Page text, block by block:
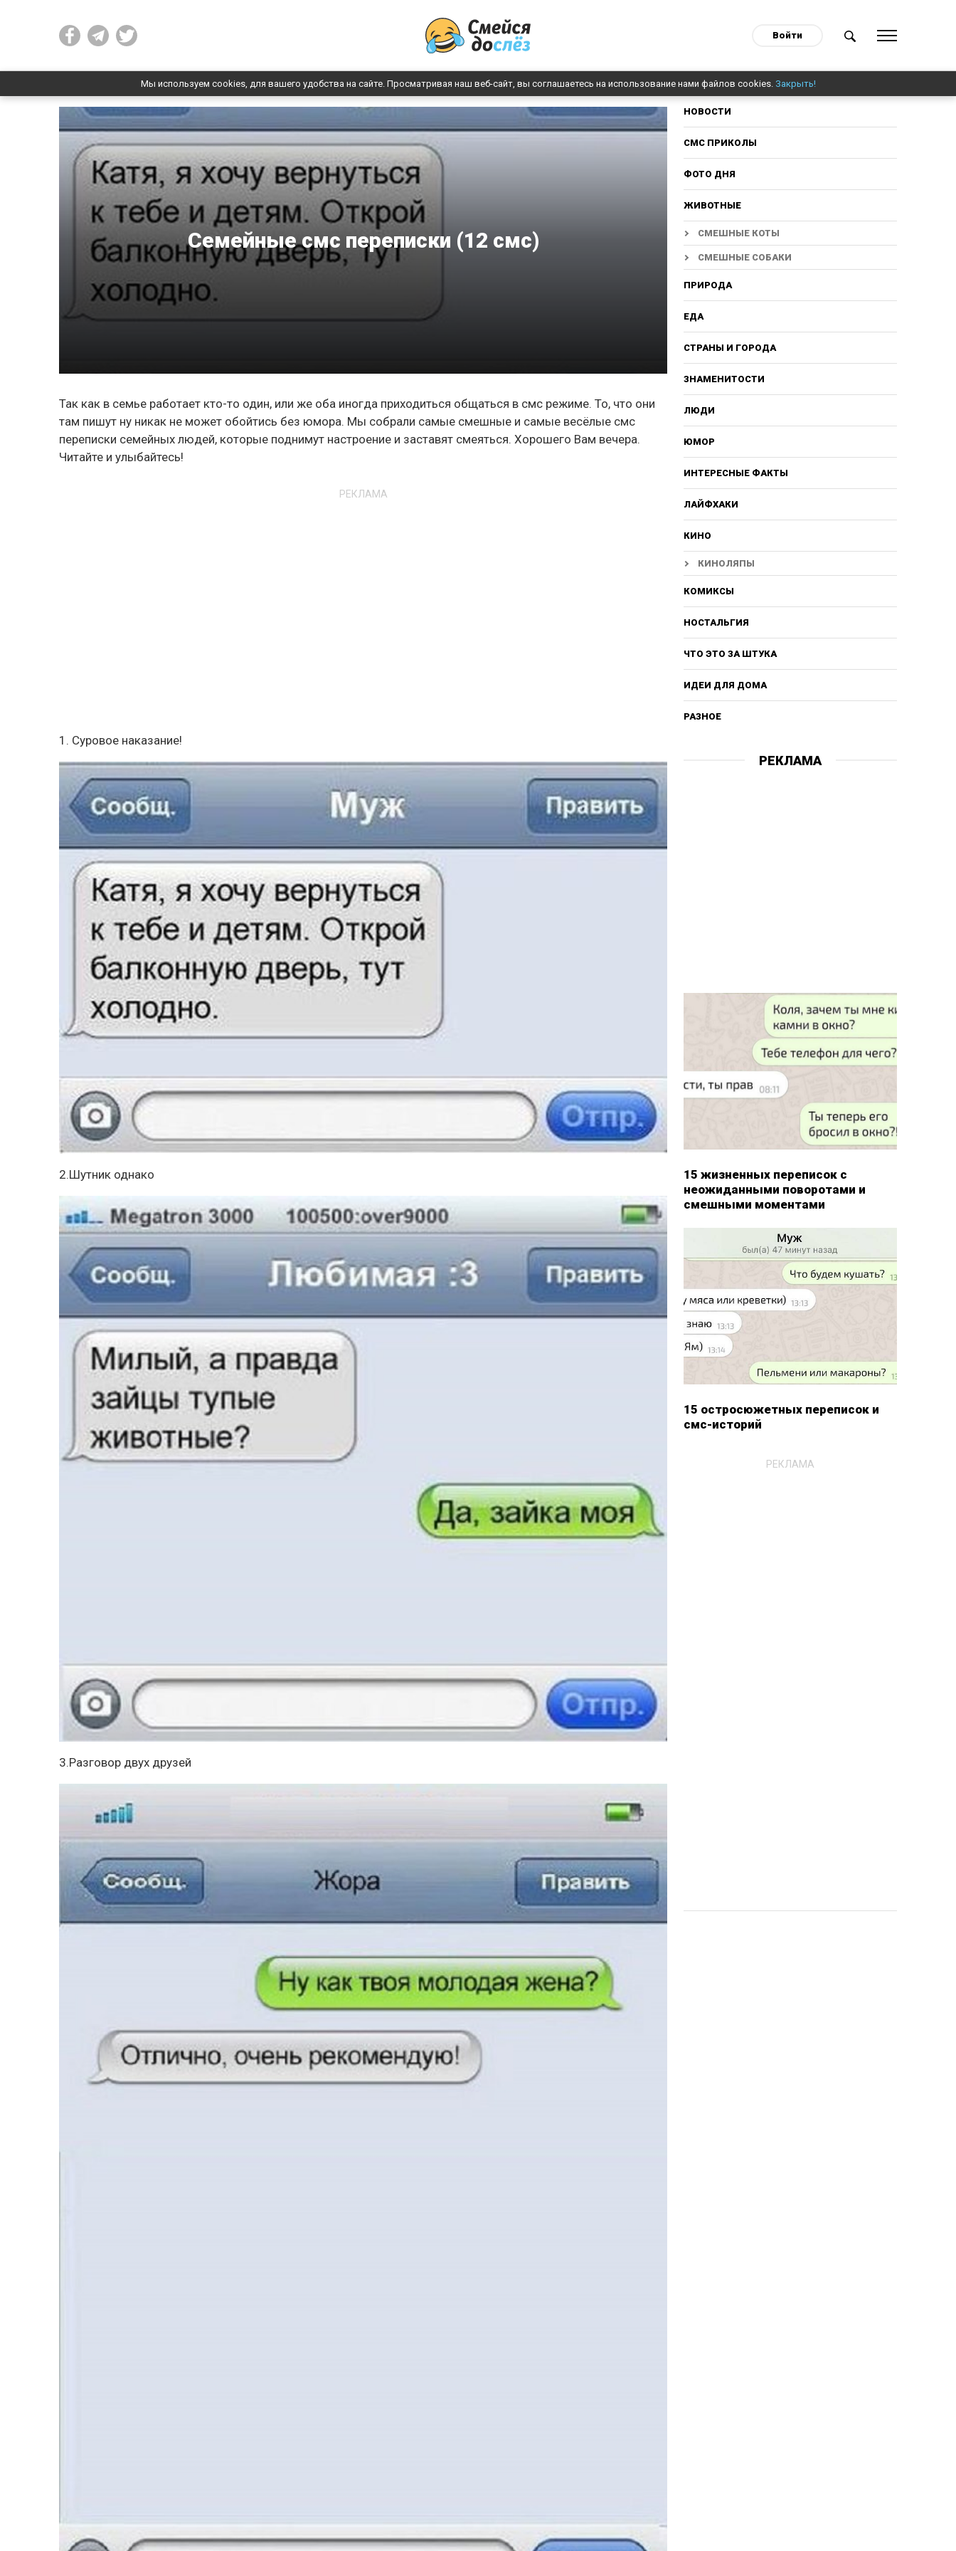
Войти
Мы используем cookies, для вашего удобства на сайте. Просматривая наш веб-сайт, вы соглашаетесь на использование нами файлов cookies. Закрыть!
Семейные смс переписки (12 смс)
Так как в семье работает кто-то один, или же оба иногда приходиться общаться в смс режиме. То, что они
там пишут ну никак не может обойтись без юмора. Мы собрали самые смешные и самые весёлые смс
переписки семейных людей, которые поднимут настроение и заставят смеяться. Хорошего Вам вечера.
Читайте и улыбайтесь!
РЕКЛАМА
1. Суровое наказание!
2.Шутник однако
3.Разговор двух друзей
НОВОСТИ
СМС ПРИКОЛЫ
ФОТО ДНЯ
ЖИВОТНЫЕ
СМЕШНЫЕ КОТЫ
СМЕШНЫЕ СОБАКИ
ПРИРОДА
ЕДА
СТРАНЫ И ГОРОДА
ЗНАМЕНИТОСТИ
ЛЮДИ
ЮМОР
ИНТЕРЕСНЫЕ ФАКТЫ
ЛАЙФХАКИ
КИНО
КИНОЛЯПЫ
КОМИКСЫ
НОСТАЛЬГИЯ
ЧТО ЭТО ЗА ШТУКА
ИДЕИ ДЛЯ ДОМА
РАЗНОЕ
РЕКЛАМА
15 жизненных переписок с
неожиданными поворотами и
смешными моментами
15 остросюжетных переписок и
смс-историй
РЕКЛАМА